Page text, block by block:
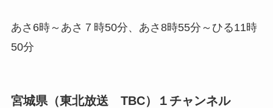
あさ6時～あさ７時50分、あさ8時55分～ひる11時
50分
宮城県（東北放送 TBC）１チャンネル